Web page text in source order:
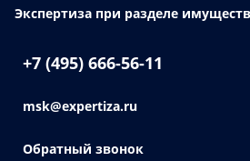
Экспертиза при разделе
+7 (495) 666-56-11
msk@expertiza.ru
Обратный звонок